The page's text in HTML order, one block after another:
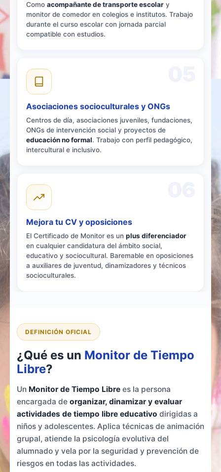
Como acompañante de transporte escolar y
monitor de comedor en colegios e institutos. Trabajo
durante el curso escolar con jornada parcial
compatible con estudios.
Asociaciones socioculturales y ONGs
Centros de día, asociaciones juveniles, fundaciones,
ONGs de intervención social y proyectos de
educación no formal. Trabajo con perfil pedagógico,
intercultural e inclusivo.
Mejora tu CV y oposiciones
El Certificado de Monitor es un plus diferenciador
en cualquier candidatura del ámbito social,
educativo y sociocultural. Baremable en oposiciones
a auxiliares de juventud, dinamizadores y técnicos
socioculturales.
DEFINICIÓN OFICIAL
¿Qué es un Monitor de Tiempo
Libre?
Un Monitor de Tiempo Libre es la persona
encargada de organizar, dinamizar y evaluar
actividades de tiempo libre educativo dirigidas a
niños y adolescentes. Aplica técnicas de animación
grupal, atiende la psicología evolutiva del
alumnado y vela por la seguridad y prevención de
riesgos en todas las actividades.